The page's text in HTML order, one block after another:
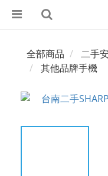
全部商品
二手
其他品牌手機